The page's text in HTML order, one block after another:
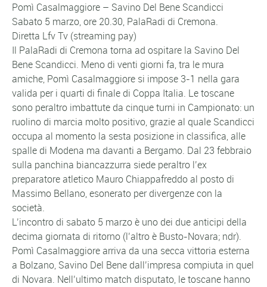
Pomì Casalmaggiore – Savino Del Bene Scandicci
Sabato 5 marzo, ore 20.30, PalaRadi di Cremona.
Diretta Lfv Tv (streaming pay)
Il PalaRadi di Cremona torna ad ospitare la Savino Del
Bene Scandicci. Meno di venti giorni fa, tra le mura
amiche, Pomì Casalmaggiore si impose 3-1 nella gara
valida per i quarti di finale di Coppa Italia. Le toscane
sono peraltro imbattute da cinque turni in Campionato: un
ruolino di marcia molto positivo, grazie al quale Scandicci
occupa al momento la sesta posizione in classifica, alle
spalle di Modena ma davanti a Bergamo. Dal 23 febbraio
sulla panchina biancazzurra siede peraltro l’ex
preparatore atletico Mauro Chiappafreddo al posto di
Massimo Bellano, esonerato per divergenze con la
società.
L’incontro di sabato 5 marzo è uno dei due anticipi della
decima giornata di ritorno (l’altro è Busto-Novara; ndr).
Pomì Casalmaggiore arriva da una secca vittoria esterna
a Bolzano, Savino Del Bene dall’impresa compiuta in quel
di Novara. Nell’ultimo match disputato, le toscane hanno